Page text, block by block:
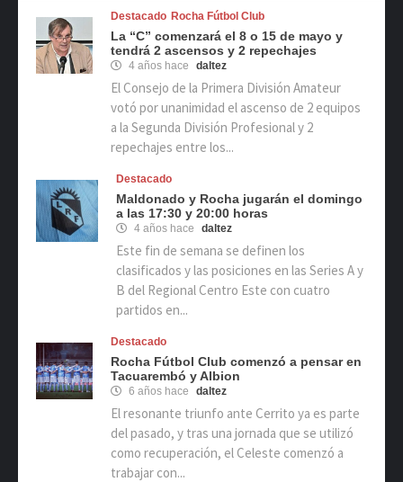
Destacado Rocha Fútbol Club
La “C” comenzará el 8 o 15 de mayo y
tendrá 2 ascensos y 2 repechajes
4 años hace daltez
El Consejo de la Primera División Amateur
votó por unanimidad el ascenso de 2 equipos
a la Segunda División Profesional y 2
repechajes entre los...
Destacado
Maldonado y Rocha jugarán el domingo
a las 17:30 y 20:00 horas
4 años hace daltez
Este fin de semana se definen los
clasificados y las posiciones en las Series A y
B del Regional Centro Este con cuatro
partidos en...
Destacado
Rocha Fútbol Club comenzó a pensar en
Tacuarembó y Albion
6 años hace daltez
El resonante triunfo ante Cerrito ya es parte
del pasado, y tras una jornada que se utilizó
como recuperación, el Celeste comenzó a
trabajar con...